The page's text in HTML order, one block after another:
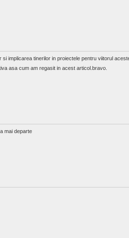
implicarea tinerilor in proiectele pentru viitorul
asa cum am regasit in acest articol.bravo.
mai departe